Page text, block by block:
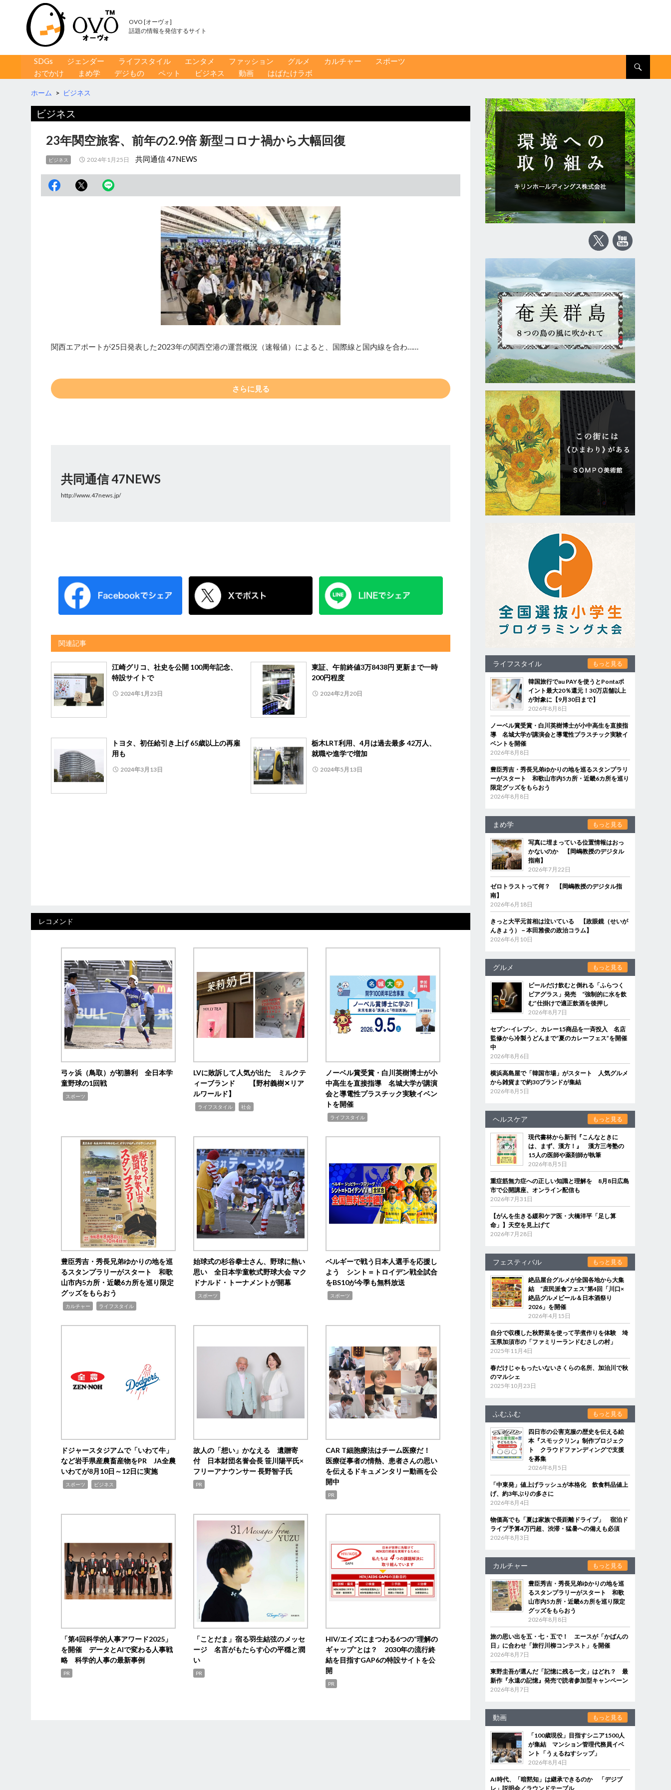
OVO [オーヴォ]
話題の情報を発信するサイト
コンテンツへ移動
SDGs ジェンダー ライフスタイル エンタメ ファッション グルメ カルチャー
スポーツ
おでかけ
まめ学 デジもの ペット ビジネス 動画 はばたけラボ
ホーム > ビジネス
ビジネス
23年関空旅客、前年の2.9倍 新型コロナ禍から大幅回復
ビジネス 2024年1月25日 共同通信 47NEWS
関西エアポートが25日発表した2023年の関西空港の運営概況（速報値）によると、国際線と国内線を合わ……
さらに見る
共同通信 47NEWS
http://www.47news.jp/
関連記事
江崎グリコ、社史を公開 100周年記念、
特設サイトで
2024年1月23日
東証、午前終値3万8438円 更新まで一時
200円程度
2024年2月20日
トヨタ、初任給引き上げ 65歳以上の再雇
用も
2024年3月13日
栃木LRT利用、4月は過去最多 42万人、
就職や進学で増加
2024年5月13日
レコメンド
弓ヶ浜（鳥取）が初勝利 全日本学
童野球の1回戦
スポーツ
LVに敗訴して人気が出た ミルクテ
ィーブランド 【野村義樹✕リア
ルワールド】
ライフスタイル 社会
ノーベル賞受賞・白川英樹博士が小
中高生を直接指導 名城大学が講演
会と導電性プラスチック実験イベン
トを開催
ライフスタイル
豊臣秀吉・秀長兄弟ゆかりの地を巡
るスタンプラリーがスタート 和歌
山市内5カ所・近畿6カ所を巡り限定
グッズをもらおう
カルチャー ライフスタイル
始球式の杉谷拳士さん、野球に熱い
思い 全日本学童軟式野球大会 マク
ドナルド・トーナメントが開幕
スポーツ
ベルギーで戦う日本人選手を応援し
よう シント＝トロイデン戦全試合
をBS10が今季も無料放送
スポーツ
ドジャースタジアムで「いわて牛」
など岩手県産農畜産物をPR JA全農
いわてが8月10日～12日に実施
スポーツ ビジネス
故人の「想い」かなえる 遺贈寄
付 日本財団名誉会長 笹川陽平氏×
フリーアナウンサー 長野智子氏
PR
CAR T細胞療法はチーム医療だ！
医療従事者の情熱、患者さんの思い
を伝えるドキュメンタリー動画を公
開中
PR
「第4回科学的人事アワード2025」
を開催 データとAIで変わる人事戦
略 科学的人事の最新事例
PR
「ことだま」宿る羽生結弦のメッセ
ージ 名言がもたらす心の平穏と潤
い
PR
HIV/エイズにまつわる6つの“理解の
ギャップ”とは？ 2030年の流行終
結を目指すGAP6の特設サイトを公
開
PR
ライフスタイル もっと見る
韓国旅行でau PAYを使うとPontaポ
イント最大20％還元！30万店舗以上
が対象に【9月30日まで】
2026年8月8日
ノーベル賞受賞・白川英樹博士が小中高生を直接指
導 名城大学が講演会と導電性プラスチック実験イ
ベントを開催
2026年8月8日
豊臣秀吉・秀長兄弟ゆかりの地を巡るスタンプラリ
ーがスタート 和歌山市内5カ所・近畿6カ所を巡り
限定グッズをもらおう
2026年8月8日
まめ学 もっと見る
写真に埋まっている位置情報はおっ
かないのか 【岡嶋教授のデジタル
指南】
2026年7月22日
ゼロトラストって何？ 【岡嶋教授のデジタル指
南】
2026年6月18日
きっと大平元首相は泣いている 【政眼鏡（せいが
んきょう）－本田雅俊の政治コラム】
2026年6月10日
グルメ もっと見る
ビールだけ飲むと倒れる「ふらつく
ビアグラス」発売 “強制的に水を飲
む”仕掛けで適正飲酒を後押し
2026年8月7日
セブン‐イレブン、カレー15商品を一斉投入 名店
監修から冷製うどんまで“夏のカレーフェス”を開催
中
2026年8月6日
横浜高島屋で「韓国市場」がスタート 人気グルメ
から雑貨まで約30ブランドが集結
2026年8月5日
ヘルスケア もっと見る
現代書林から新刊『こんなときに
は、まず、漢方！』 漢方三考塾の
15人の医師や薬剤師が執筆
2026年8月5日
重症筋無力症への正しい知識と理解を 8月8日広島
市で公開講座、オンライン配信も
2026年7月31日
【がんを生きる緩和ケア医・大橋洋平「足し算
命」】天空を見上げて
2026年7月28日
フェスティバル もっと見る
絶品屋台グルメが全国各地から大集
結 “庶民派食フェス”第4回「川口×
絶品グルメビール＆日本酒祭り
2026」を開催
2026年4月15日
自分で収穫した秋野菜を使って芋煮作りを体験 埼
玉県加須市の「ファミリーランドむさしの村」
2025年11月4日
春だけじゃもったいないさくらの名所、加治川で秋
のマルシェ
2025年10月23日
ふむふむ もっと見る
四日市の公害克服の歴史を伝える絵
本『スモックリン』制作プロジェク
ト クラウドファンディングで支援
を募集
2026年8月5日
「中東発」値上げラッシュが本格化 飲食料品値上
げ、約3年ぶりの多さに
2026年8月4日
物価高でも「夏は家族で長距離ドライブ」 宿泊ド
ライブ予算4万円超、渋滞・猛暑への備えも必須
2026年8月3日
カルチャー もっと見る
豊臣秀吉・秀長兄弟ゆかりの地を巡
るスタンプラリーがスタート 和歌
山市内5カ所・近畿6カ所を巡り限定
グッズをもらおう
2026年8月8日
旅の思い出を五・七・五で！ エースが「かばんの
日」に合わせ「旅行川柳コンテスト」を開催
2026年8月7日
東野圭吾が選んだ「記憶に残る一文」はどれ？ 最
新作『永遠の記憶』発売で読者参加型キャンペーン
2026年8月7日
動画 もっと見る
「100歳現役」目指すシニア1500人
が集結 マンション管理代務員イベ
ント「うぇるねすシップ」
2026年8月4日
AI時代、「暗黙知」は継承できるのか 「デジブ
レ」説明会／ラウンドテーブル